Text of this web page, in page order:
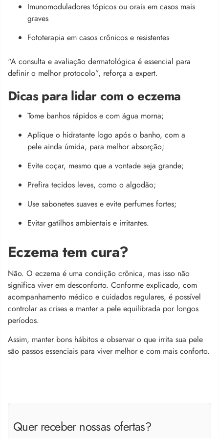
Imunomoduladores tópicos ou orais em casos mais
graves
Fototerapia em casos crônicos e resistentes
“A consulta e avaliação dermatológica é essencial para
definir o melhor protocolo”, reforça a expert.
Dicas para lidar com o eczema
Tome banhos rápidos e com água morna;
Aplique o hidratante logo após o banho, com a
pele ainda úmida, para melhor absorção;
Evite coçar, mesmo que a vontade seja grande;
Prefira tecidos leves, como o algodão;
Use sabonetes suaves e evite perfumes fortes;
Evitar gatilhos ambientais e irritantes.
Eczema tem cura?
Não. O eczema é uma condição crônica, mas isso não
significa viver em desconforto. Conforme explicado, com
acompanhamento médico e cuidados regulares, é possível
controlar as crises e manter a pele equilibrada por longos
períodos.
Assim, manter bons hábitos e observar o que irrita sua pele
são passos essenciais para viver melhor e com mais conforto.
Quer receber nossas ofertas?